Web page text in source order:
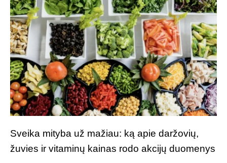
Sveika mityba už mažiau: ką apie daržovių,
žuvies ir vitaminų kainas rodo akcijų duomenys